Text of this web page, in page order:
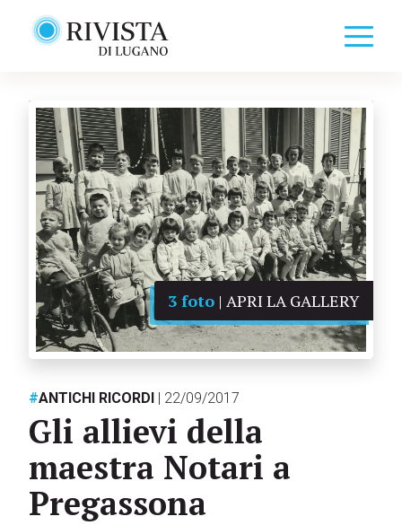
3 foto | APRI LA GALLERY
#ANTICHI RICORDI | 22/09/2017
Gli allievi della
maestra Notari a
Pregassona